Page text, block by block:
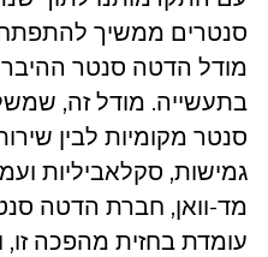
סנטרים ממשיך
מודל הדטה סנטר
בתעשייה. מודל זה,
סנטר מקומיות לבין
גמישות, סקלאביליות
מד-וואן, חברת הדטה
עומדת בחזית מהפכה